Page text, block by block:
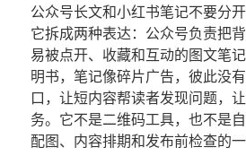
公众号长文和小红书笔记不要分
它拆成两种表达：公众号负责把
易被点开、收藏和互动的图文笔
明书，笔记像碎片广告，彼此没
口，让短内容帮读者发现问题，
务。它不是二维码工具，也不是
配图、内容排期和发布前检查的一